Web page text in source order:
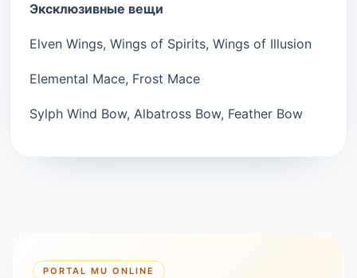
Эксклюзивные вещи
Elven Wings, Wings of Spirits, Wings of Illusion
Elemental Mace, Frost Mace
Sylph Wind Bow, Albatross Bow, Feather Bow
PORTAL MU ONLINE